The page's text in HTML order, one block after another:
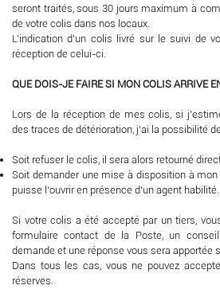
seront traités, sous 30 jours maximum à
de votre colis dans nos locaux.
L'indication d'un colis livré sur le suivi de
réception de celui-ci.
QUE DOIS-JE FAIRE SI MON COLIS ARRIVE
Lors de la réception de mes colis, si
des traces de détérioration, j’ai la possibilité
Soit refuser le colis, il sera alors retourné
Soit demander une mise à disposition à
puisse l‘ouvrir en présence d‘un agent habilité.
Si votre colis a été accepté par un tiers,
formulaire contact de la Poste, un
demande et une réponse vous sera apportée
Dans tous les cas, vous ne pouvez
réserves.